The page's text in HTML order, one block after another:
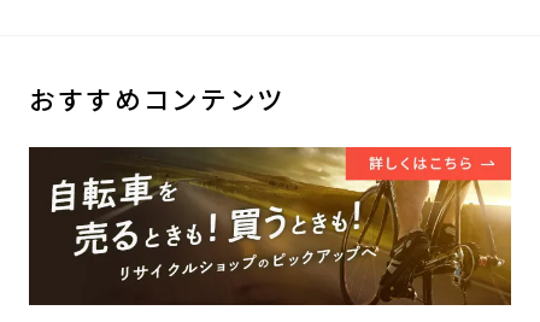
おすすめコンテンツ